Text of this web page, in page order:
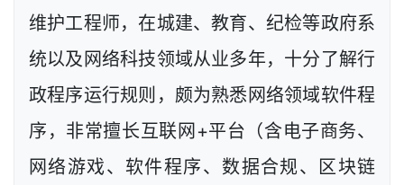
维护工程师，在城建、教育、纪检等政府系
统以及网络科技领域从业多年，十分了解行
政程序运行规则，颇为熟悉网络领域软件程
序，非常擅长互联网+平台（含电子商务、
网络游戏、软件程序、数据合规、区块链